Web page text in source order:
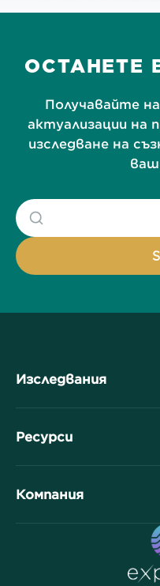
ОСТАНЕТЕ
Получавайте
актуализации на
изследване на
Изследвания
Обзор
Професионално
Статии
Ресурси
Компания